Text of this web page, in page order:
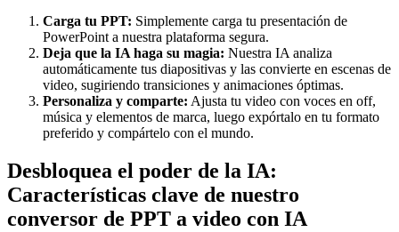
Carga tu PPT: Simplemente carga tu presentación de
PowerPoint a nuestra plataforma segura.
Deja que la IA haga su magia: Nuestra IA analiza
automáticamente tus diapositivas y las convierte en escenas de
video, sugiriendo transiciones y animaciones óptimas.
Personaliza y comparte: Ajusta tu video con voces en off,
música y elementos de marca, luego expórtalo en tu formato
preferido y compártelo con el mundo.
Desbloquea el poder de la IA:
Características clave de nuestro
conversor de PPT a video con IA